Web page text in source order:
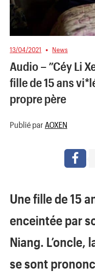
13/04/2021 News
Audio – ”Céy Li
fille de 15 ans
propre père
Publié par AOXEN
Une fille de 15
enceintée par
Niang. L’oncle,
se sont